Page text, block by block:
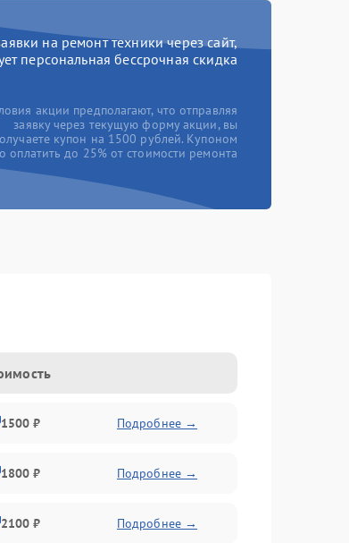
на ремонт техники через сайт,
персональная бессрочная скидка
акции предполагают, что отправляя
заявку через текущую форму акции, вы
купон на 1500 рублей. Купоном
оплатить до 25% от стоимости ремонта
1500 ₽ Подробнее →
1800 ₽ Подробнее →
2100 ₽ Подробнее →